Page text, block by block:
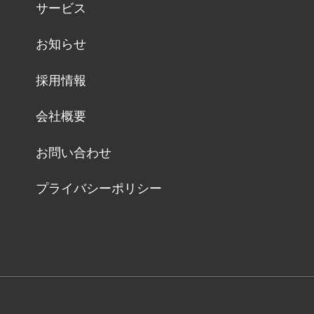
サービス
お知らせ
採用情報
会社概要
お問い合わせ
プライバシーポリシー